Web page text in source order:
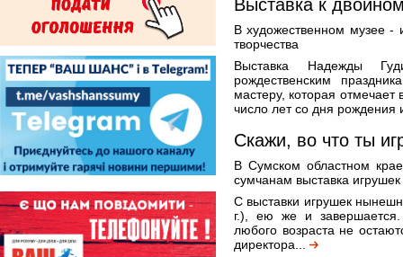
Выставка к
В художественном музее -
творчества
Выставка Надежды
рождественским
мастеру, которая
число лет со дня рождения
Скажи, во что ты
В Сумском областном
сумчанам выставка игрушек
С выставки игрушек
г.), ею же и
любого возраста не
директора...